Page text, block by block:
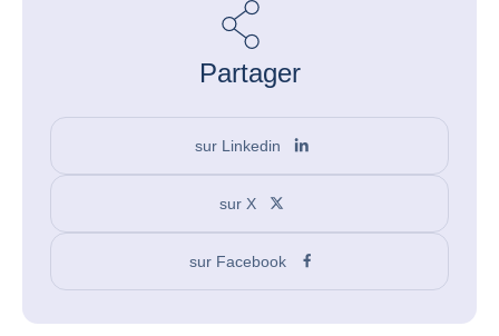
Partager
sur Linkedin
sur X
sur Facebook